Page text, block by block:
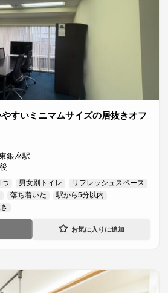
すいミニマムサイズの居抜きオフ
銀座駅
つ 男女別トイレ
リフレッシュスペース
落ち着いた
駅から5分以内